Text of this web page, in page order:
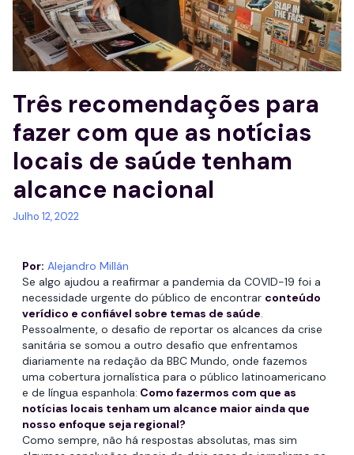
Três recomendações para
fazer com que as notícias
locais de saúde tenham
alcance nacional
Julho 12, 2022
Por: Alejandro Millán
Se algo ajudou a reafirmar a pandemia da COVID-19 foi a
necessidade urgente do público de encontrar conteúdo
verídico e confiável sobre temas de saúde.
Pessoalmente, o desafio de reportar os alcances da crise
sanitária se somou a outro desafio que enfrentamos
diariamente na redação da BBC Mundo, onde fazemos
uma cobertura jornalística para o público latinoamericano
e de língua espanhola: Como fazermos com que as
notícias locais tenham um alcance maior ainda que
nosso enfoque seja regional?
Como sempre, não há respostas absolutas, mas sim